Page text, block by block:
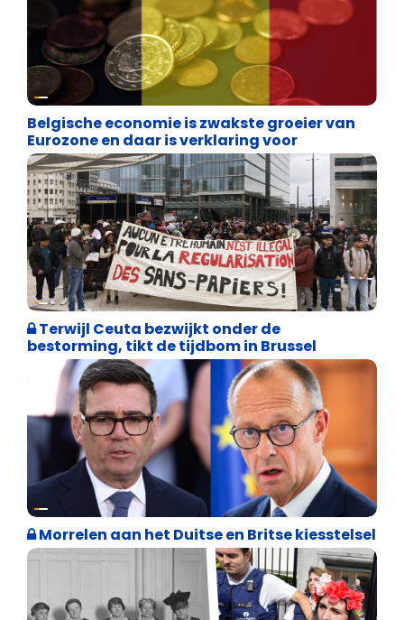
Binnenland politiek
Belgische economie is zwakste groeier van
Eurozone en daar is verklaring voor
Asiel en Migratie
Terwijl Ceuta bezwijkt onder de
bestorming, tikt de tijdbom in Brussel
Internationale politiek
Morrelen aan het Duitse en Britse kiesstelsel